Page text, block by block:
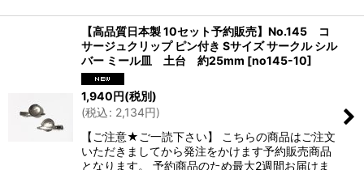
【高品質日本製 10セット予約販売】No.145 コ
サージュクリップ ピン付き Sサイズ サークル シル
バー ミール皿 土台 約25mm [no145-10]
1,940円(税別)
(税込: 2,134円)
【ご注意★ご一読下さい】 こちらの商品はご注文
いただきましてから発注をかけます予約販売商品
となります。 予約商品のため最大2週間お届けま